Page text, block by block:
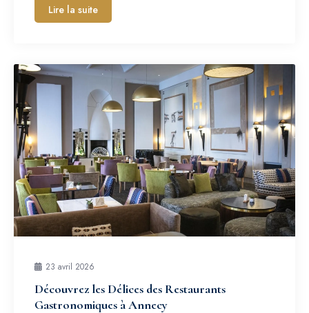
Lire la suite
23 avril 2026
Découvrez les Délices des Restaurants
Gastronomiques à Annecy